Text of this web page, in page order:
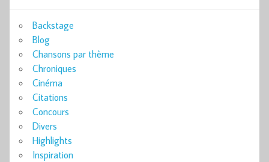
Backstage
Blog
Chansons par thème
Chroniques
Cinéma
Citations
Concours
Divers
Highlights
Inspiration